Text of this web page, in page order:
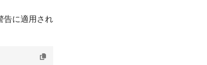
告に適用され